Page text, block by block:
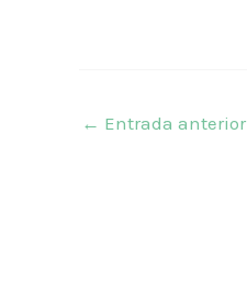
← Entrada anterior